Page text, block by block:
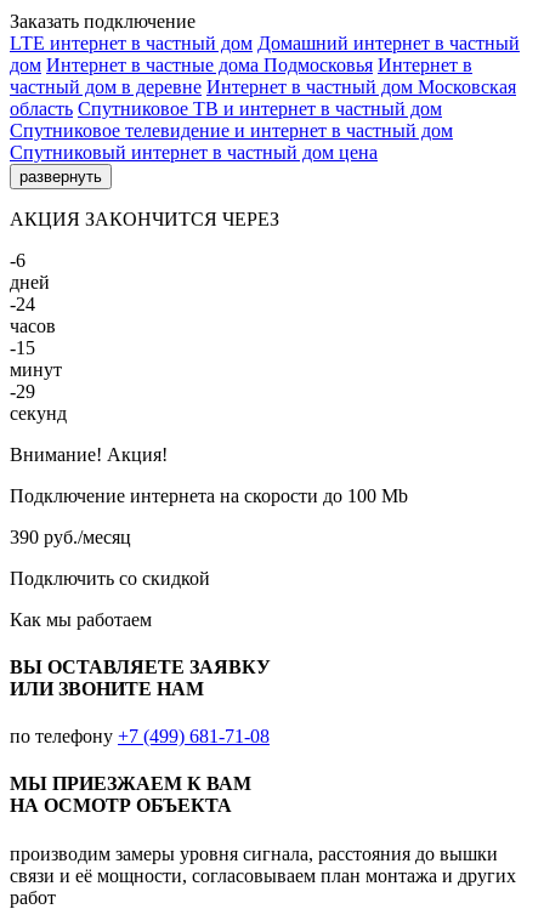
Заказать подключение
LTE интернет в частный дом Домашний интернет в частный
дом Интернет в частные дома Подмосковья Интернет в
частный дом в деревне Интернет в частный дом Московская
область Спутниковое ТВ и интернет в частный дом
Спутниковое телевидение и интернет в частный дом
Спутниковый интернет в частный дом цена
развернуть
АКЦИЯ ЗАКОНЧИТСЯ ЧЕРЕЗ
-6
дней
-24
часов
-15
минут
-29
секунд
Внимание! Акция!
Подключение интернета на скорости до 100 Mb
390 руб./месяц
Подключить со скидкой
Как мы работаем
ВЫ ОСТАВЛЯЕТЕ ЗАЯВКУ
ИЛИ ЗВОНИТЕ НАМ
по телефону +7 (499) 681-71-08
МЫ ПРИЕЗЖАЕМ К ВАМ
НА ОСМОТР ОБЪЕКТА
производим замеры уровня сигнала, расстояния до вышки
связи и её мощности, согласовываем план монтажа и других
работ